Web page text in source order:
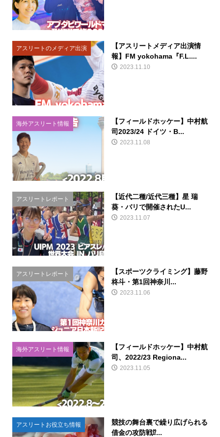
アスリートのメディア出演
【アスリートメディア出演情
報】FM yokohama『F.L....
2023.11.10
海外アスリート情報
【フィールドホッケー】中村航
司2023/24 ドイツ・B...
2023.11.08
アスリートレポート
【近代二種/近代三種】星 瑞
葵・バリで開催されたU...
2023.11.07
アスリートレポート
【スポーツクライミング】藤野
柊斗・第1回神奈川...
2023.11.06
海外アスリート情報
【フィールドホッケー】中村航
司、2022/23 Regiona...
2023.11.05
アスリートお役立ち情報
競技の舞台裏で繰り広げられる
借金の攻防戦⁉...